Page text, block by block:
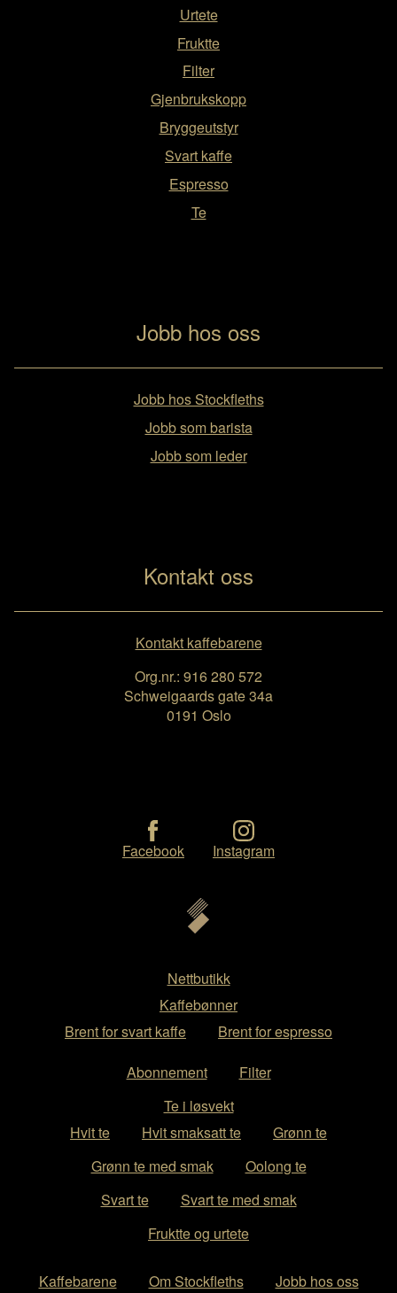
Urtete
Fruktte
Filter
Gjenbrukskopp
Bryggeutstyr
Svart kaffe
Espresso
Te
Jobb hos oss
Jobb hos Stockfleths
Jobb som barista
Jobb som leder
Kontakt oss
Kontakt kaffebarene
Org.nr.: 916 280 572
Schweigaards gate 34a
0191 Oslo
Facebook Instagram
Nettbutikk
Kaffebønner
Brent for svart kaffe
Brent for espresso
Abonnement
Filter
Te i løsvekt
Hvit te
Hvit smaksatt te
Grønn te
Grønn te med smak
Oolong te
Svart te
Svart te med smak
Fruktte og urtete
Kaffebarene Om Stockfleths Jobb hos oss